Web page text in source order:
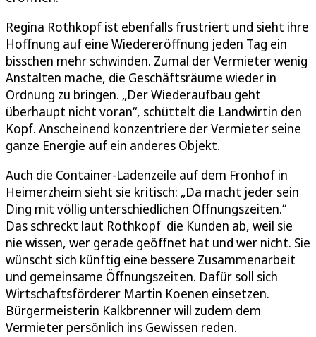
Regina Rothkopf ist ebenfalls frustriert und sieht ihre
Hoffnung auf eine Wiedereröffnung jeden Tag ein
bisschen mehr schwinden. Zumal der Vermieter wenig
Anstalten mache, die Geschäftsräume wieder in
Ordnung zu bringen. „Der Wiederaufbau geht
überhaupt nicht voran“, schüttelt die Landwirtin den
Kopf. Anscheinend konzentriere der Vermieter seine
ganze Energie auf ein anderes Objekt.
Auch die Container-Ladenzeile auf dem Fronhof in
Heimerzheim sieht sie kritisch: „Da macht jeder sein
Ding mit völlig unterschiedlichen Öffnungszeiten.“
Das schreckt laut Rothkopf die Kunden ab, weil sie
nie wissen, wer gerade geöffnet hat und wer nicht. Sie
wünscht sich künftig eine bessere Zusammenarbeit
und gemeinsame Öffnungszeiten. Dafür soll sich
Wirtschaftsförderer Martin Koenen einsetzen.
Bürgermeisterin Kalkbrenner will zudem dem
Vermieter persönlich ins Gewissen reden.